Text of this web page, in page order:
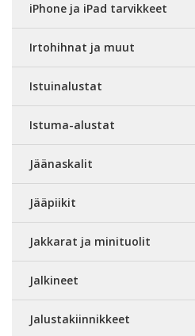
iPhone ja iPad tarvikkeet
Irtohihnat ja muut
Istuinalustat
Istuma-alustat
Jäänaskalit
Jääpiikit
Jakkarat ja minituolit
Jalkineet
Jalustakiinnikkeet